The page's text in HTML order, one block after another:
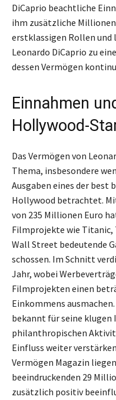
DiCaprio beachtliche
ihm zusätzliche
erstklassigen Rollen
Leonardo DiCaprio zu
dessen Vermögen
Einnahmen
Hollywood-
Das Vermögen von
Thema, insbesondere
Ausgaben eines der best
Hollywood betrachtet.
von 235 Millionen Euro
Filmprojekte wie Titanic,
Wall Street bedeutende
schossen. Im Schnitt
Jahr, wobei
Filmprojekten einen
Einkommens
bekannt für seine klugen
philanthropischen
Einfluss weiter
Vermögen Magazin
beeindruckenden 29
zusätzlich positiv